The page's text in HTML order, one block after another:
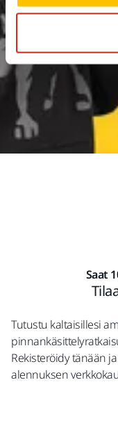
Saat
Tutustu kaltaisillesi
Rekisteröidy tänään
alennuksen